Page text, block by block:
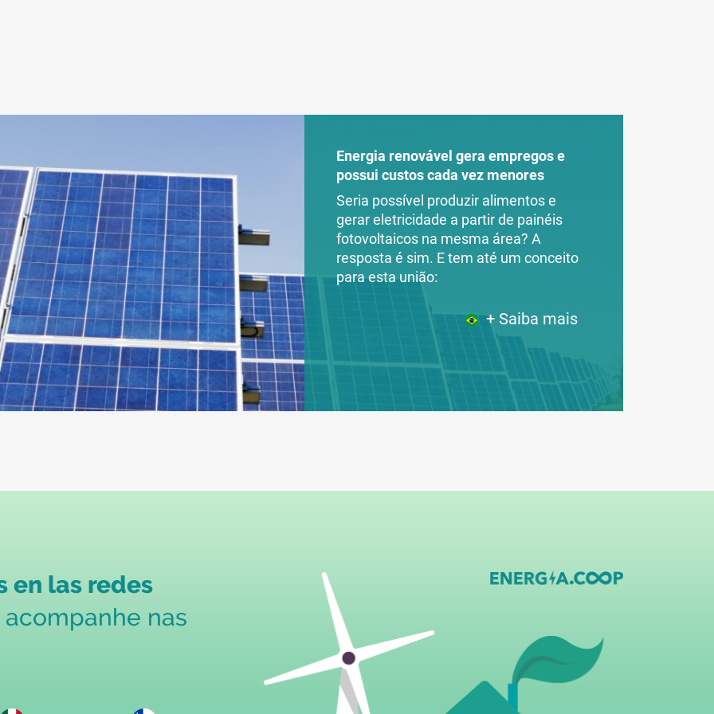
Energia renovável gera empregos e
possui custos cada vez menores
Seria possível produzir alimentos e
gerar eletricidade a partir de painéis
fotovoltaicos na mesma área? A
resposta é sim. E tem até um conceito
para esta união:
+ Saiba mais
en las redes
nas